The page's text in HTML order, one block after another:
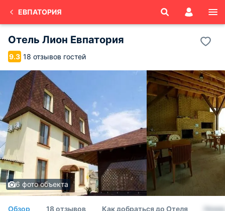
ЕВПАТОРИЯ
Отель Лион Евпатория
9.3 18 отзывов гостей
6 фото объекта
Обзор 18 отзывов Как добраться до Отеля